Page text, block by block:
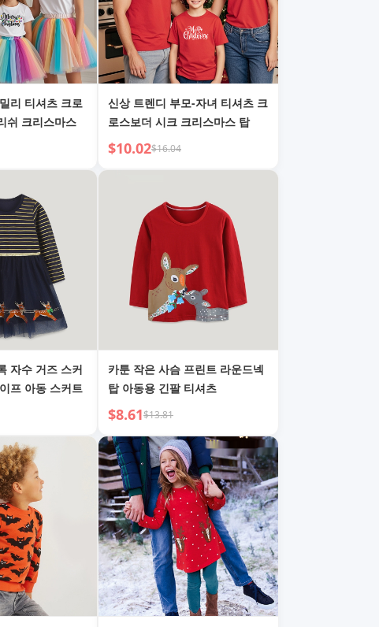
리 티셔츠 크로
쉬 크리스마스
신상 트렌디 부모-자녀 티셔츠 크
로스보더 시크 크리스마스 탑
$10.02$16.04
자수 거즈 스커
프 아동 스커트
카툰 작은 사슴 프린트 라운드넥
탑 아동용 긴팔 티셔츠
$8.61$13.81